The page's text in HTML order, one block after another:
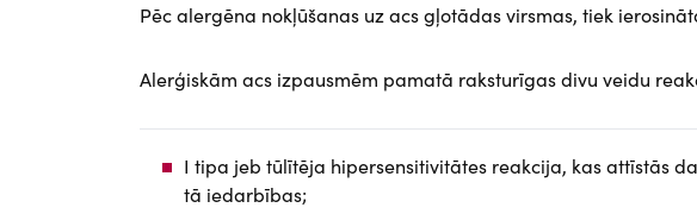
Pēc alergēna nokļūšanas uz acs gļotādas virsmas, tiek
Alerģiskām acs izpausmēm pamatā raksturīgas divu veidu
I tipa jeb tūlītēja hipersensitivitātes reakcija, kas attīstās
tā iedarbības;